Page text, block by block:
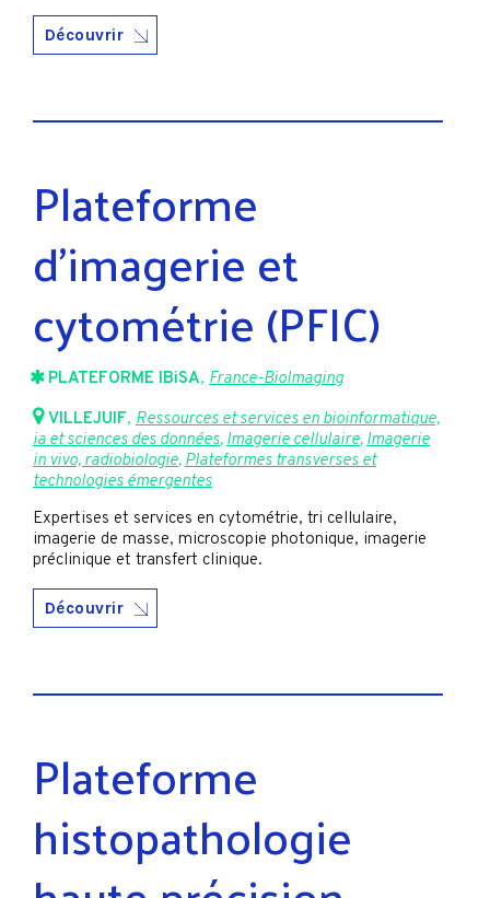
Découvrir
Plateforme
d’imagerie et
cytométrie (PFIC)
PLATEFORME IBiSA, France-BioImaging
VILLEJUIF, Ressources et services en bioinformatique,
ia et sciences des données,Imagerie cellulaire,Imagerie
in vivo, radiobiologie,Plateformes transverses et
technologies émergentes
Expertises et services en cytométrie, tri cellulaire,
imagerie de masse, microscopie photonique, imagerie
préclinique et transfert clinique.
Découvrir
Plateforme
histopathologie